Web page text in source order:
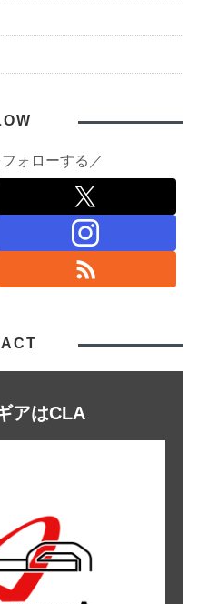
ォローする／
アはCLA